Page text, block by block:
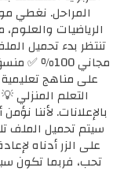
المراحل. نغطي
الرياضيات والعلوم،
تنتظر بدء تحميل
مجاني
على مناهج
التعلم المنزلي
بالإعلانات. لأننا
سيتم تحميل الملف
على الزر أدناه
تحب، فربما تكون